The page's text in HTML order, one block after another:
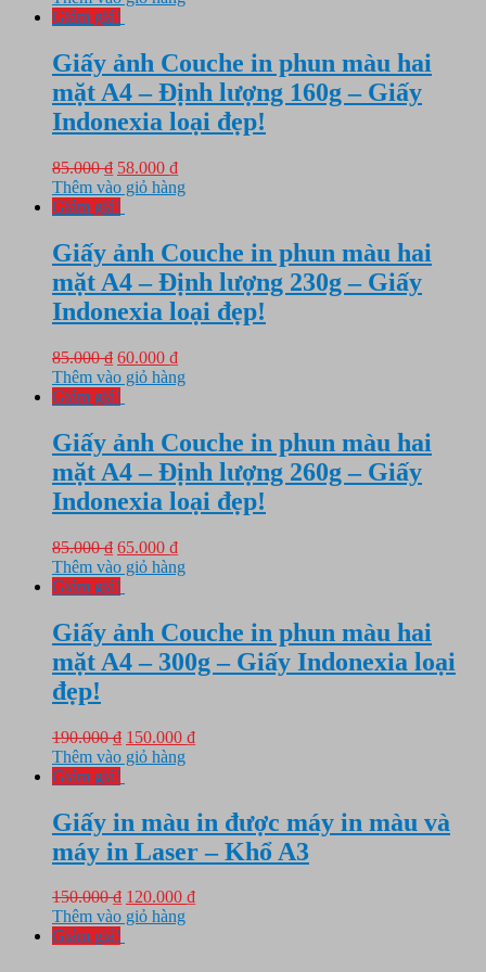
là:
58.000 ₫.
Giảm giá!
Giấy ảnh Couche in phun màu hai
mặt A4 – Định lượng 160g – Giấy
Indonexia loại đẹp!
85.000₫ Giá
gốc
là:
58.000 ₫Giá
hiện
58.000 ₫.
Thêm vào giỏ hàng
Giảm giá!
Giấy ảnh Couche in phun màu hai
mặt A4 – Định lượng 230g – Giấy
Indonexia loại đẹp!
85.000₫ Giá
gốc
là:
60.000 ₫Giá
hiện
60.000 ₫.
Thêm vào giỏ hàng
Giảm giá!
Giấy ảnh Couche in phun màu hai
mặt A4 – Định lượng 260g – Giấy
Indonexia loại đẹp!
85.000₫ Giá
gốc
là:
65.000 ₫Giá
hiện
65.000 ₫.
Thêm vào giỏ hàng
Giảm giá!
Giấy ảnh Couche in phun màu hai
mặt A4 – 300g – Giấy Indonexia loại
đẹp!
190.000₫ Giá
gốc
150.000 ₫Giá
150.000 ₫.
Thêm vào giỏ hàng
Giảm giá!
Giấy in màu in được máy in màu và
máy in Laser – Khổ A3
150.000₫ Giá
gốc
120.000 ₫Giá
Thêm vào giỏ hàng
Giảm giá!